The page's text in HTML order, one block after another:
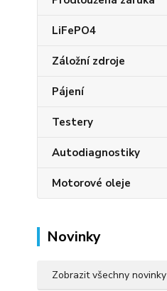
LiFePO4
Záložní zdroje
Pájení
Testery
Autodiagnostiky
Motorové oleje
Novinky
Zobrazit všechny novinky